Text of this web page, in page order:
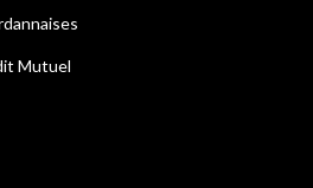
Mutuel